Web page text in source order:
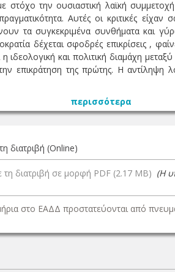
στόχο την ουσιαστική λαϊκή
Αυτές οι κριτικές
τα συγκεκριμένα συνθήματα και
δέχεται σφοδρές επικρίσεις ,
ιδεολογική και πολιτική διαμάχη
επικράτηση της πρώτης. Η αντίληψη
περισσότερα
διατριβή (Online)
τη διατριβή σε μορφή PDF (2.17 MB) (Η
στο ΕΑΔΔ προστατεύονται από